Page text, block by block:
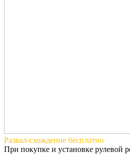
Развал-схождение бесплатно
При покупке и установке рулевой